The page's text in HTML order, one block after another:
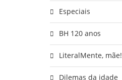
Especiais
BH 120 anos
LiteralMente, mãe!
Dilemas da idade